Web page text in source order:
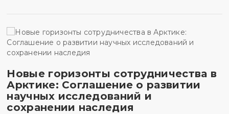
Новые горизонты сотрудничества в
Арктике: Соглашение о развитии
научных исследований и
сохранении наследия